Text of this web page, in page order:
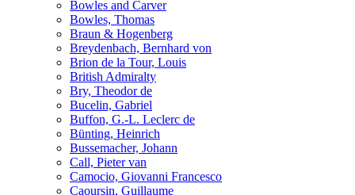
Bowles and Carver
Bowles, Thomas
Braun & Hogenberg
Breydenbach, Bernhard von
Brion de la Tour, Louis
British Admiralty
Bry, Theodor de
Bucelin, Gabriel
Buffon, G.-L. Leclerc de
Bünting, Heinrich
Bussemacher, Johann
Call, Pieter van
Camocio, Giovanni Francesco
Caoursin, Guillaume